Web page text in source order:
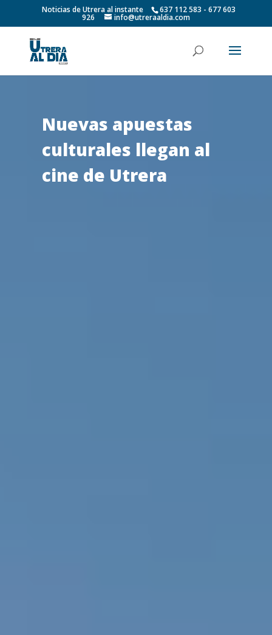
Noticias de Utrera al instante 637 112 583 - 677 603
926 info@utreraaldia.com
Nuevas apuestas
culturales llegan al
cine de Utrera